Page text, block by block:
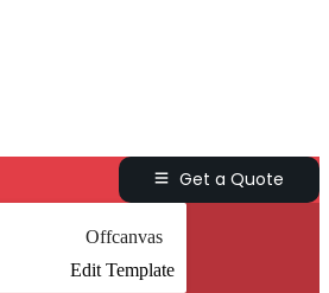
Get a Quote
Offcanvas
Edit Template